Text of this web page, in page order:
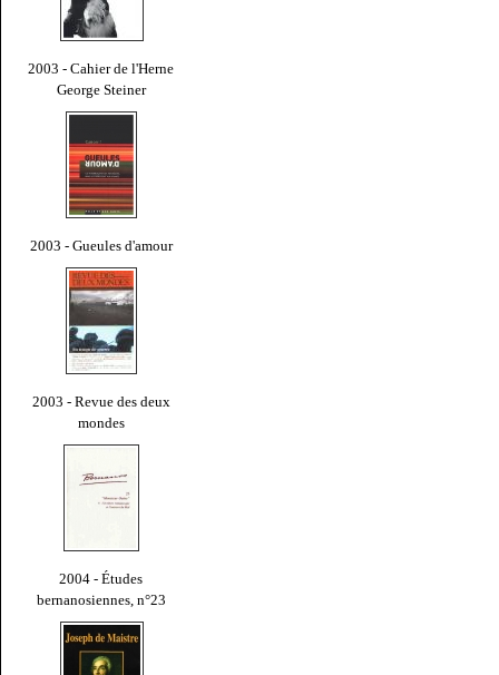
2003 - Cahier de l'Herne
George Steiner
2003 - Gueules d'amour
2003 - Revue des deux
mondes
2004 - Études
bernanosiennes, n°23